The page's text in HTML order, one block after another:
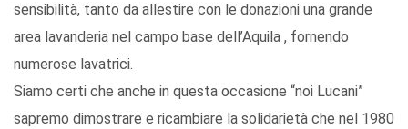
sensibilità, tanto da allestire con le donazioni una grande
area lavanderia nel campo base dell’Aquila , fornendo
numerose lavatrici.
Siamo certi che anche in questa occasione “noi Lucani”
sapremo dimostrare e ricambiare la solidarietà che nel 1980